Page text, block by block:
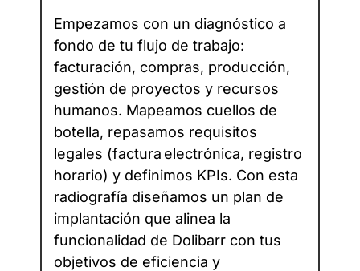
Empezamos con un diagnóstico a
fondo de tu flujo de trabajo:
facturación, compras, producción,
gestión de proyectos y recursos
humanos. Mapeamos cuellos de
botella, repasamos requisitos
legales (factura electrónica, registro
horario) y definimos KPIs. Con esta
radiografía diseñamos un plan de
implantación que alinea la
funcionalidad de Dolibarr con tus
objetivos de eficiencia y